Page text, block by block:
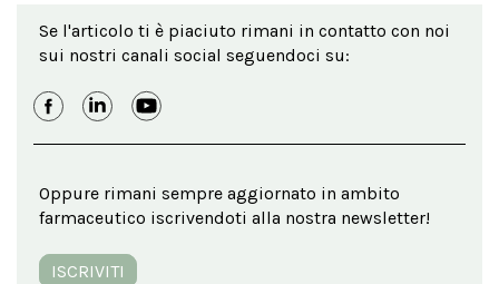
Se l'articolo ti è piaciuto rimani in contatto con noi
sui nostri canali social seguendoci su:
Oppure rimani sempre aggiornato in ambito
farmaceutico iscrivendoti alla nostra newsletter!
ISCRIVITI